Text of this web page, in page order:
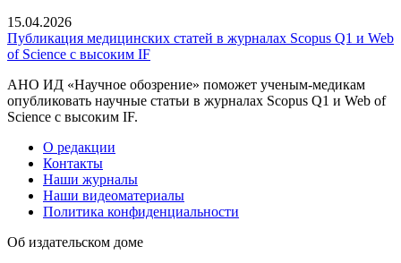
15.04.2026
Публикация медицинских статей в журналах Scopus Q1 и Web
of Science с высоким IF
АНО ИД «Научное обозрение» поможет ученым-медикам
опубликовать научные статьи в журналах Scopus Q1 и Web of
Science с высоким IF.
О редакции
Контакты
Наши журналы
Наши видеоматериалы
Политика конфиденциальности
Об издательском доме